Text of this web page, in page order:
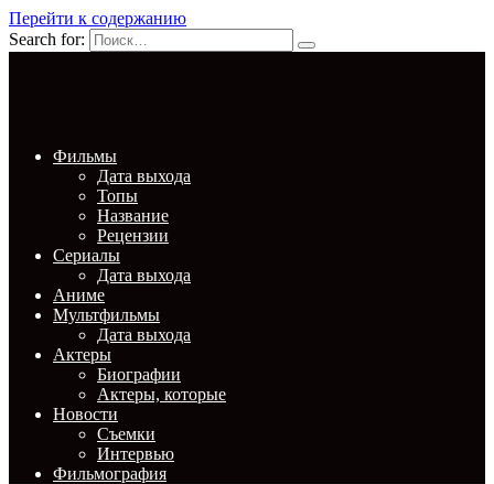
Перейти к содержанию
Search for:
Фильмы
Дата выхода
Топы
Название
Рецензии
Сериалы
Дата выхода
Аниме
Мультфильмы
Дата выхода
Актеры
Биографии
Актеры, которые
Новости
Съемки
Интервью
Фильмография